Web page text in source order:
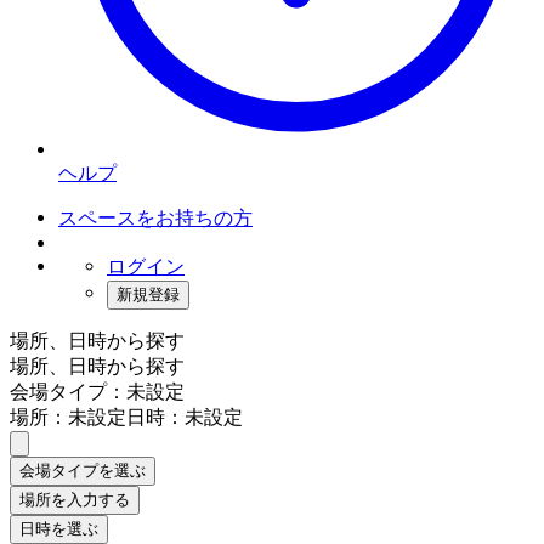
ヘルプ
スペースをお持ちの方
ログイン
新規登録
場所、日時から探す
場所、日時から探す
会場タイプ：未設定
場所：未設定日時：未設定
会場タイプを選ぶ
場所を入力する
日時を選ぶ